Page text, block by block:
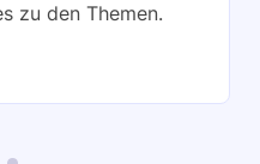
zu den Themen.